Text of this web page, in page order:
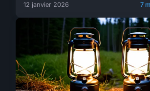
12 janvier 2026 7